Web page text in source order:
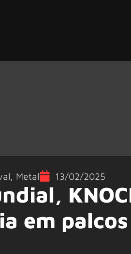
, Metal 13/02/2025
em